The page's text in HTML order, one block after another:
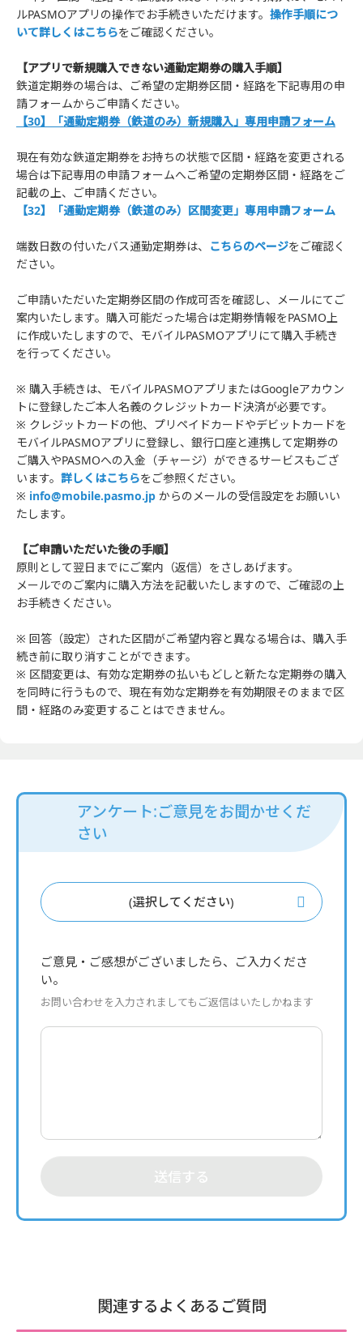
ルPASMOアプリの操作でお手続きいただけます。 操作手順につ
いて詳しくはこちらをご確認ください。
【アプリで新規購入できない通勤定期券の購入手順】
鉄道定期券の場合は、ご希望の定期券区間・経路を下記専用の申
請フォームからご申請ください。
【30】「通勤定期券（鉄道のみ）新規購入」専用申請フォーム
現在有効な鉄道定期券をお持ちの状態で区間・経路を変更される
場合は下記専用の申請フォームへご希望の定期券区間・経路をご
記載の上、ご申請ください。
【32】「通勤定期券（鉄道のみ）区間変更」専用申請フォーム
端数日数の付いたバス通勤定期券は、 こちらのページをご確認く
ださい。
ご申請いただいた定期券区間の作成可否を確認し、メールにてご
案内いたします。購入可能だった場合は定期券情報をPASMO上
に作成いたしますので、モバイルPASMOアプリにて購入手続き
を行ってください。
※ 購入手続きは、モバイルPASMOアプリまたはGoogleアカウン
トに登録したご本人名義のクレジットカード決済が必要です。
※ クレジットカードの他、プリペイドカードやデビットカードを
モバイルPASMOアプリに登録し、銀行口座と連携して定期券の
ご購入やPASMOへの入金（チャージ）ができるサービスもござ
います。 詳しくはこちらをご参照ください。
※ info@mobile.pasmo.jp からのメールの受信設定をお願いい
たします。
【ご申請いただいた後の手順】
原則として翌日までにご案内（返信）をさしあげます。
メールでのご案内に購入方法を記載いたしますので、ご確認の上
お手続きください。
※ 回答（設定）された区間がご希望内容と異なる場合は、購入手
続き前に取り消すことができます。
※ 区間変更は、有効な定期券の払いもどしと新たな定期券の購入
を同時に行うもので、現在有効な定期券を有効期限そのままで区
間・経路のみ変更することはできません。
アンケート:ご意見をお聞かせくだ
さい
(選択してください)
ご意見・ご感想がございましたら、ご入力くださ
い。
お問い合わせを入力されましてもご返信はいたしかねます
送信する
関連するよくあるご質問